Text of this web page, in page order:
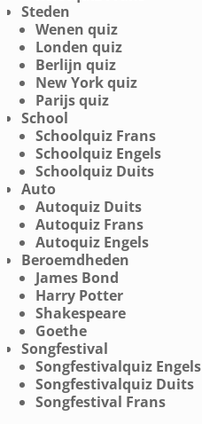
Steden
Wenen quiz
Londen quiz
Berlijn quiz
New York quiz
Parijs quiz
School
Schoolquiz Frans
Schoolquiz Engels
Schoolquiz Duits
Auto
Autoquiz Duits
Autoquiz Frans
Autoquiz Engels
Beroemdheden
James Bond
Harry Potter
Shakespeare
Goethe
Songfestival
Songfestivalquiz Engels
Songfestivalquiz Duits
Songfestival Frans